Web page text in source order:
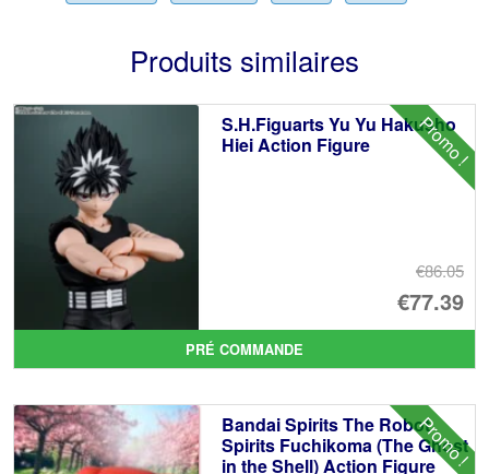
Produits similaires
Promo !
S.H.Figuarts Yu Yu Hakusho
Hiei Action Figure
€86.05
Le
€77.39
Le
PRÉ COMMANDE
Promo !
Bandai Spirits The Robot
Spirits Fuchikoma (The Ghost
in the Shell) Action Figure